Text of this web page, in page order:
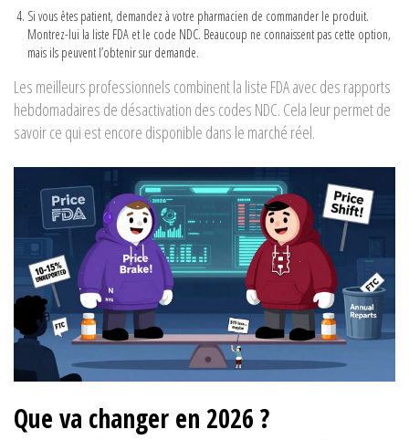
Si vous êtes patient, demandez à votre pharmacien de commander le produit.
Montrez-lui la liste FDA et le code NDC. Beaucoup ne connaissent pas cette option,
mais ils peuvent l’obtenir sur demande.
Les meilleurs professionnels combinent la liste FDA avec des rapports
hebdomadaires de désactivation des codes NDC. Cela leur permet de
savoir ce qui est encore disponible dans le marché réel.
Que va changer en 2026 ?